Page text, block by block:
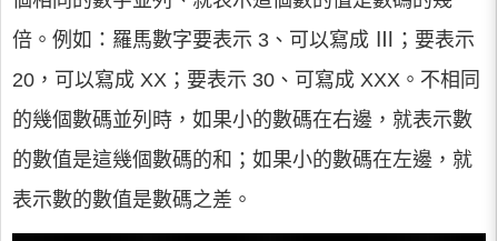
倍。例如：羅馬數字要表示 3、可以寫成 Ⅲ；要表示
20，可以寫成 XX；要表示 30、可寫成 XXX。不相同
的幾個數碼並列時，如果小的數碼在右邊，就表示數
的數值是這幾個數碼的和；如果小的數碼在左邊，就
表示數的數值是數碼之差。